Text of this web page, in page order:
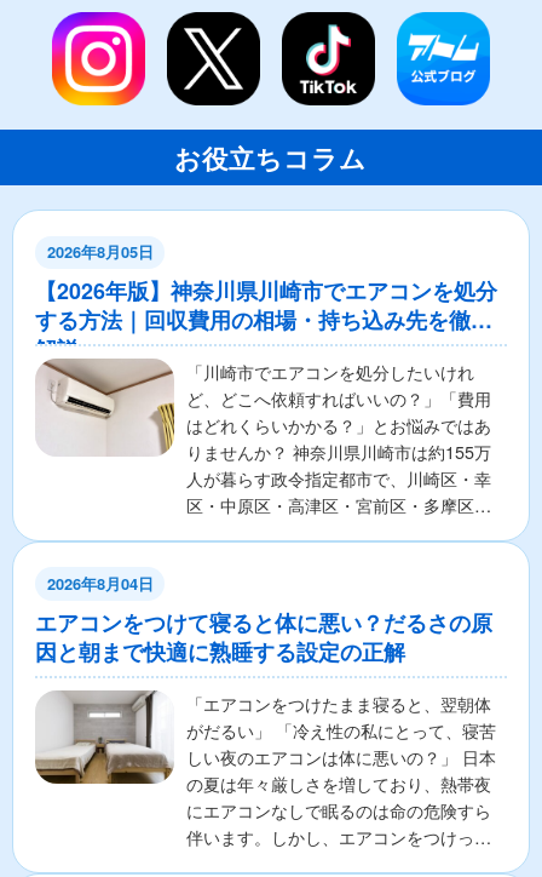
お役立ちコラム
2026年8月05日
【2026年版】神奈川県川崎市でエアコンを処分
する方法｜回収費用の相場・持ち込み先を徹底
解説
「川崎市でエアコンを処分したいけれ
ど、どこへ依頼すればいいの？」「費用
はどれくらいかかる？」とお悩みではあ
りませんか？ 神奈川県川崎市は約155万
人が暮らす政令指定都市で、川崎区・幸
区・中原区・高津区・宮前区・多摩区・
2026年8月04日
エアコンをつけて寝ると体に悪い？だるさの原
因と朝まで快適に熟睡する設定の正解
「エアコンをつけたまま寝ると、翌朝体
がだるい」 「冷え性の私にとって、寝苦
しい夜のエアコンは体に悪いの？」 日本
の夏は年々厳しさを増しており、熱帯夜
にエアコンなしで眠るのは命の危険すら
伴います。しかし、エアコンをつけっぱ